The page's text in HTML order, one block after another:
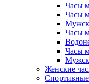
Часы
Часы
Часы
Часы
Женские